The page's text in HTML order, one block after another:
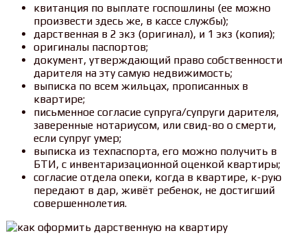
квитанция по выплате госпошлины (ее можно
произвести здесь же, в кассе службы);
дарственная в 2 экз (оригинал), и 1 экз (копия);
оригиналы паспортов;
документ, утверждающий право собственности
дарителя на эту самую недвижимость;
выписка по всем жильцах, прописанных в
квартире;
письменное согласие супруга/супруги дарителя,
заверенные нотариусом, или свид-во о смерти,
если супруг умер;
выписка из техпаспорта, его можно получить в
БТИ, с инвентаризационной оценкой квартиры;
согласие отдела опеки, когда в квартире, к-рую
передают в дар, живёт ребенок, не достигший
совершеннолетия.